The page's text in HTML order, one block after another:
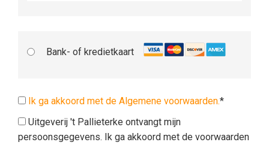
Bank- of kredietkaart
Ik ga akkoord met de Algemene voorwaarden.*
Uitgeverij 't Pallieterke ontvangt mijn
persoonsgegevens. Ik ga akkoord met de voorwaarden